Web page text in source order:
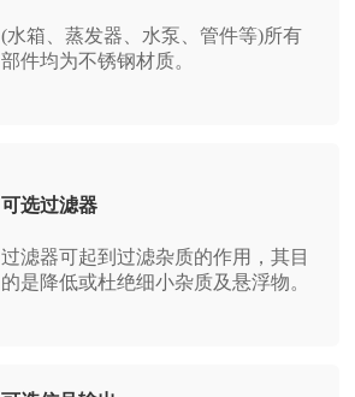
(水箱、蒸发器、水泵、管件等)所有
部件均为不锈钢材质。
可选过滤器
过滤器可起到过滤杂质的作用，其目
的是降低或杜绝细小杂质及悬浮物。